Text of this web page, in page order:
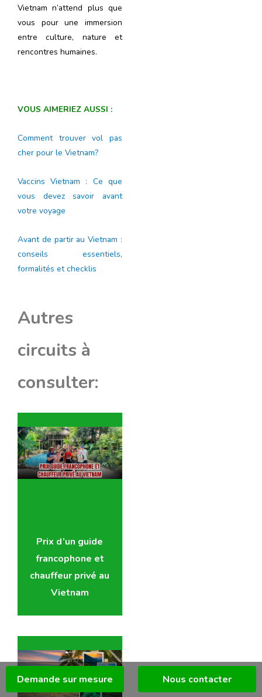
Vietnam n’attend plus que
vous pour une immersion
entre culture, nature et
rencontres humaines.
VOUS AIMERIEZ AUSSI :
Comment trouver vol pas
cher pour le Vietnam?
Vaccins Vietnam : Ce que
vous devez savoir avant
votre voyage
Avant de partir au Vietnam :
conseils essentiels,
formalités et checklis
Autres
circuits à
consulter:
Prix d’un guide
francophone et
chauffeur privé au
Vietnam
Demande sur mesure Nous contacter